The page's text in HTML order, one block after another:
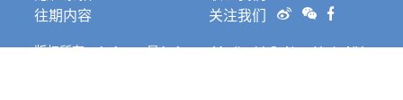
往期内容
关注我们
版权所有。Artforum是Artforum Media, LLC, New York, NY